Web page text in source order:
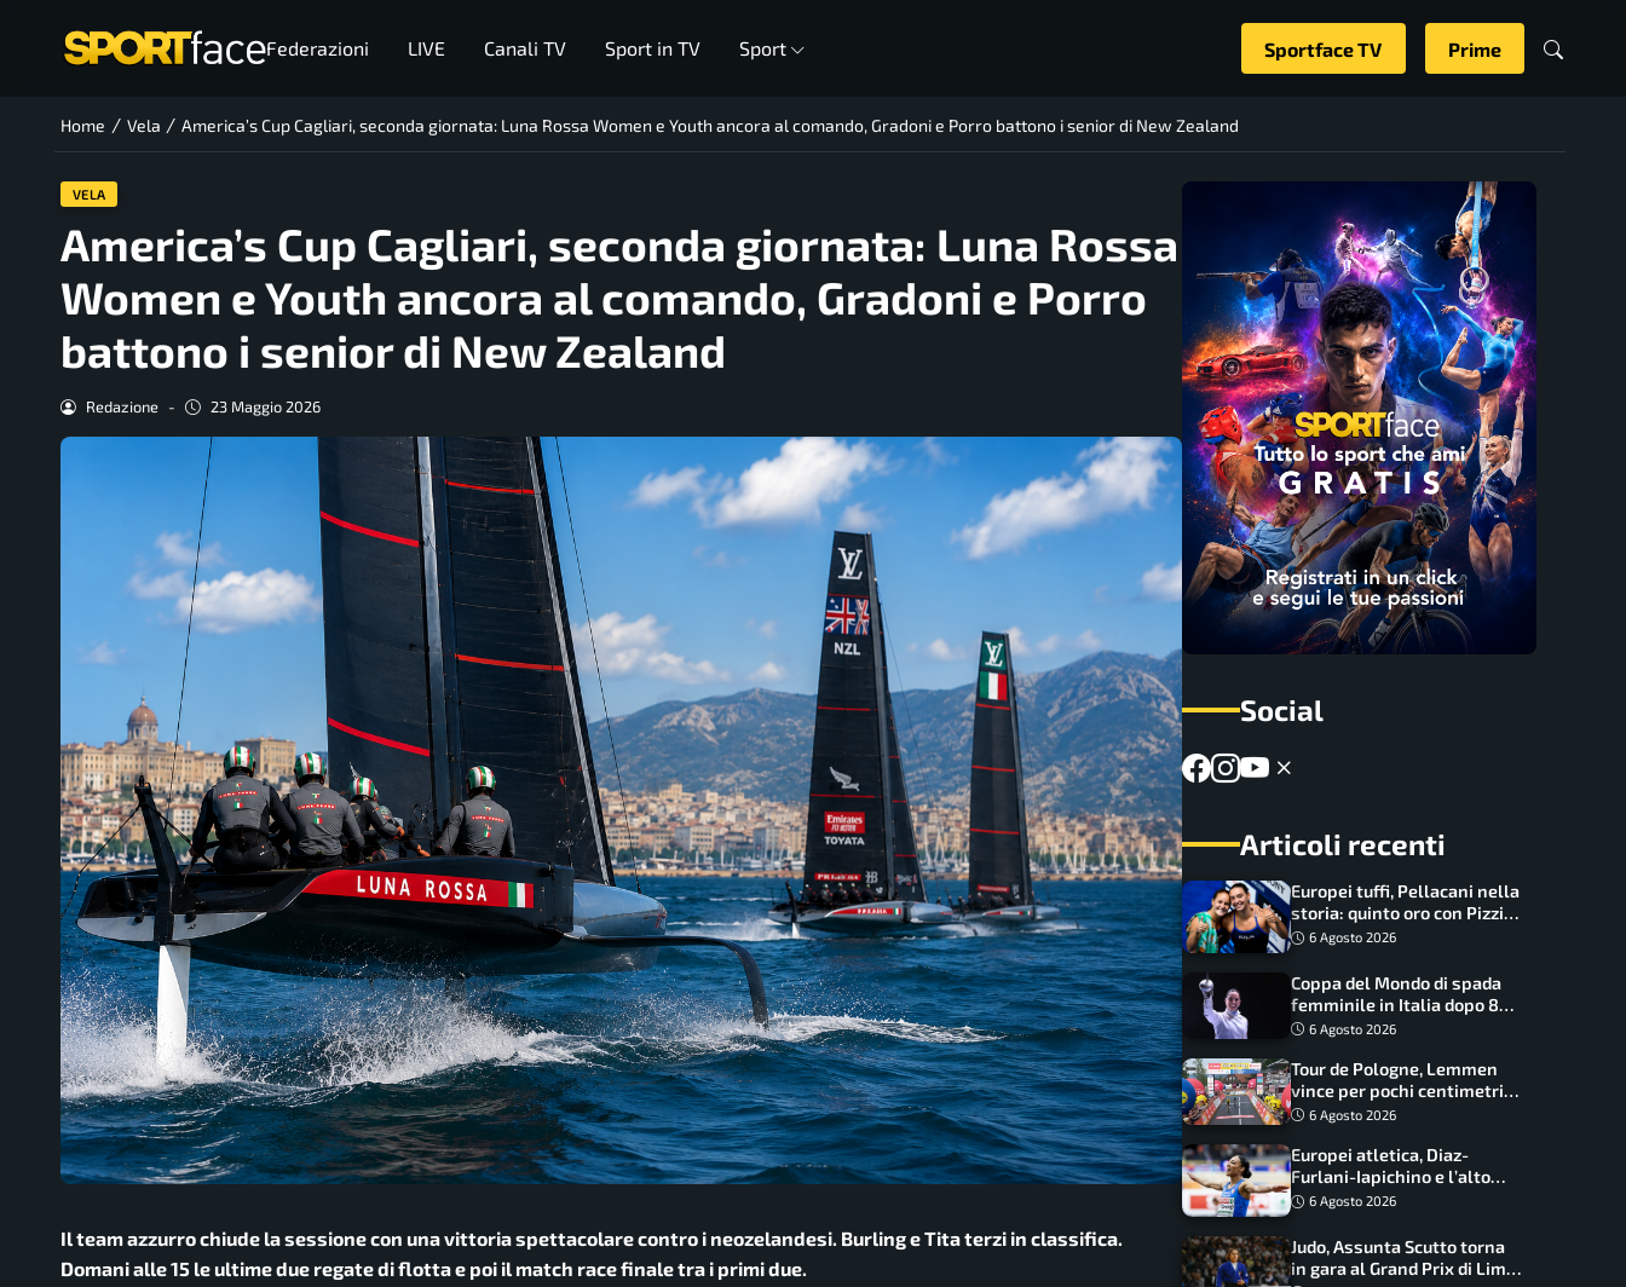
Federazioni LIVE Canali TV Sport in TV Sport Sportface TV Prime
Home / Vela / America’s Cup Cagliari, seconda giornata: Luna Rossa Women e Youth ancora al comando, Gradoni e Porro battono i senior di New Zealand
VELA
America’s Cup Cagliari, seconda giornata: Luna Rossa
Women e Youth ancora al comando, Gradoni e Porro
battono i senior di New Zealand
Redazione - 23 Maggio 2026
Il team azzurro chiude la sessione con una vittoria spettacolare contro i neozelandesi. Burling e Tita terzi in classifica.
Domani alle 15 le ultime due regate di flotta e poi il match race finale tra i primi due.
Social
Articoli recenti
Europei tuffi, Pellacani nella
storia: quinto oro con Pizzini
nel sincro da 3 metri
6 Agosto 2026
Coppa del Mondo di spada
femminile in Italia dopo 8
anni, Alberta Santuccio: “Il
frutti”
6 Agosto 2026
Tour de Pologne, Lemmen
vince per pochi centimetri
su Scaroni: maxi-caduta e
6 Agosto 2026
Europei atletica, Diaz-
Furlani-Iapichino e l’alto
azzurro: l’Italia sogna nei
6 Agosto 2026
Judo, Assunta Scutto torna
in gara al Grand Prix di Lima: